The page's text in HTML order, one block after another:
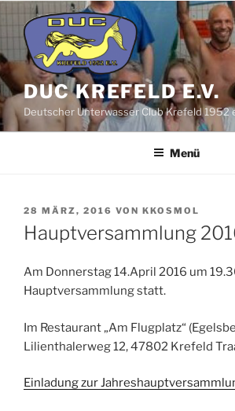
Inhalt
springen
DUC KREFELD E.V.
Deutscher Unterwasser Club Krefeld 1952
Menü
VERÖFFENTLICHT
AM
28 MÄRZ, 2016 VON KKOSMOL
Hauptversammlung
Am Donnerstag 14.April 2016 um
Hauptversammlung statt.
Im Restaurant „Am Flugplatz“
Lilienthalerweg 12, 47802 Krefeld
Einladung zur